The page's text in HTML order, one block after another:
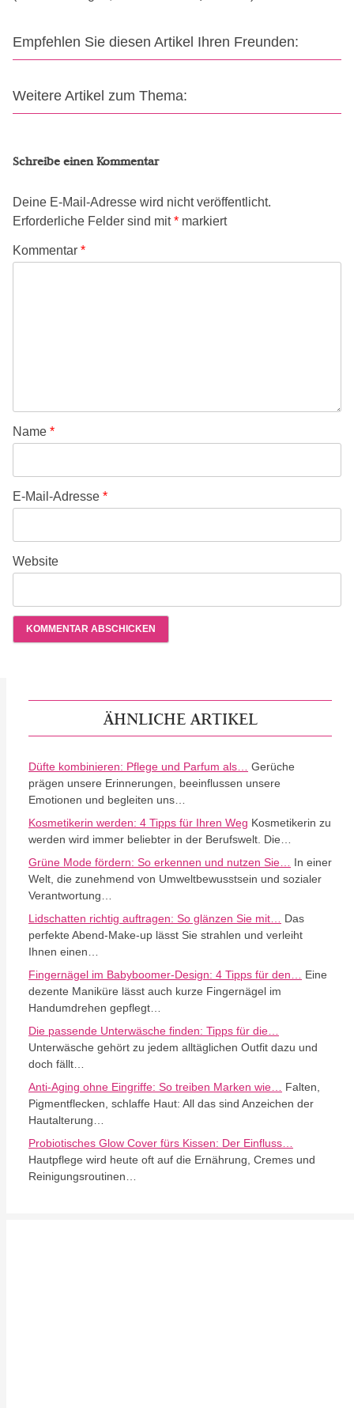
Empfehlen Sie diesen Artikel Ihren Freunden:
Weitere Artikel zum Thema:
Schreibe einen Kommentar
Deine E-Mail-Adresse wird nicht veröffentlicht.
Erforderliche Felder sind mit* markiert
Kommentar *
Name *
E-Mail-Adresse *
Website
ÄHNLICHE ARTIKEL
Düfte kombinieren: Pflege und Parfum als… Gerüche
prägen unsere Erinnerungen, beeinflussen unsere
Emotionen und begleiten uns…
Kosmetikerin werden: 4 Tipps für Ihren Weg Kosmetikerin zu
werden wird immer beliebter in der Berufswelt. Die…
Grüne Mode fördern: So erkennen und nutzen Sie… In einer
Welt, die zunehmend von Umweltbewusstsein und sozialer
Verantwortung…
Lidschatten richtig auftragen: So glänzen Sie mit… Das
perfekte Abend-Make-up lässt Sie strahlen und verleiht
Ihnen einen…
Fingernägel im Babyboomer-Design: 4 Tipps für den… Eine
dezente Maniküre lässt auch kurze Fingernägel im
Handumdrehen gepflegt…
Die passende Unterwäsche finden: Tipps für die…
Unterwäsche gehört zu jedem alltäglichen Outfit dazu und
doch fällt…
Anti-Aging ohne Eingriffe: So treiben Marken wie… Falten,
Pigmentflecken, schlaffe Haut: All das sind Anzeichen der
Hautalterung…
Probiotisches Glow Cover fürs Kissen: Der Einfluss…
Hautpflege wird heute oft auf die Ernährung, Cremes und
Reinigungsroutinen…